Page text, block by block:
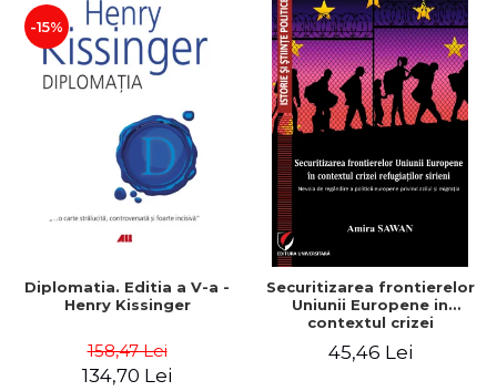
-15%
Diplomatia. Editia a V-a -
Henry Kissinger
158,47 Lei
134,70 Lei
Securitizarea frontierelor
Uniunii Europene in
contextul crizei
de regandire a politicii
45,46 Lei